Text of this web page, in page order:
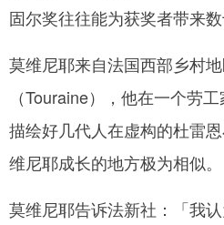
固尔奖往往能为获奖者带来数
莫维尼耶来自法国西部乡村
（Touraine），他在一个劳
描绘好几代人在虚构的杜雷
维尼耶成长的地方极为相似。
莫维尼耶告诉法新社：「我